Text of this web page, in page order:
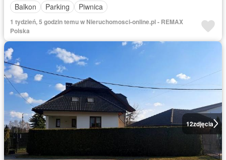
Balkon
Parking Piwnica
1 tydzień, 5 godzin temu w Nieruchomosci-online.pl - REMAX
Polska
12zdjęcia